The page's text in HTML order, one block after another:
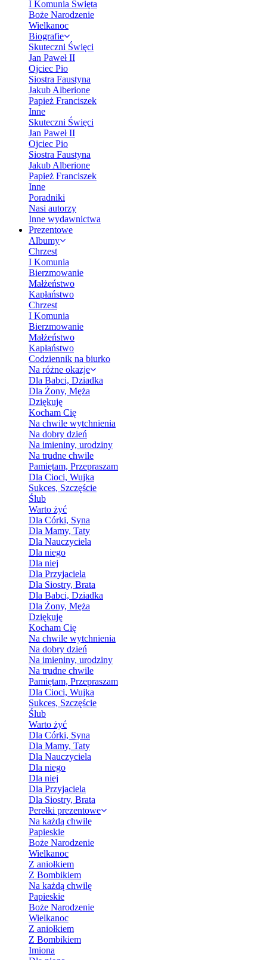
I Komunia Święta
Boże Narodzenie
Wielkanoc
Biografie
Skuteczni Święci
Jan Paweł II
Ojciec Pio
Siostra Faustyna
Jakub Alberione
Papież Franciszek
Inne
Skuteczni Święci
Jan Paweł II
Ojciec Pio
Siostra Faustyna
Jakub Alberione
Papież Franciszek
Inne
Poradniki
Nasi autorzy
Inne wydawnictwa
Prezentowe
Albumy
Chrzest
I Komunia
Bierzmowanie
Małżeństwo
Kapłaństwo
Chrzest
I Komunia
Bierzmowanie
Małżeństwo
Kapłaństwo
Codziennik na biurko
Na różne okazje
Dla Babci, Dziadka
Dla Żony, Męża
Dziękuję
Kocham Cię
Na chwile wytchnienia
Na dobry dzień
Na imieniny, urodziny
Na trudne chwile
Pamiętam, Przepraszam
Dla Cioci, Wujka
Sukces, Szczęście
Ślub
Warto żyć
Dla Córki, Syna
Dla Mamy, Taty
Dla Nauczyciela
Dla niego
Dla niej
Dla Przyjaciela
Dla Siostry, Brata
Dla Babci, Dziadka
Dla Żony, Męża
Dziękuję
Kocham Cię
Na chwile wytchnienia
Na dobry dzień
Na imieniny, urodziny
Na trudne chwile
Pamiętam, Przepraszam
Dla Cioci, Wujka
Sukces, Szczęście
Ślub
Warto żyć
Dla Córki, Syna
Dla Mamy, Taty
Dla Nauczyciela
Dla niego
Dla niej
Dla Przyjaciela
Dla Siostry, Brata
Perełki prezentowe
Na każdą chwilę
Papieskie
Boże Narodzenie
Wielkanoc
Z aniołkiem
Z Bombikiem
Na każdą chwilę
Papieskie
Boże Narodzenie
Wielkanoc
Z aniołkiem
Z Bombikiem
Imiona